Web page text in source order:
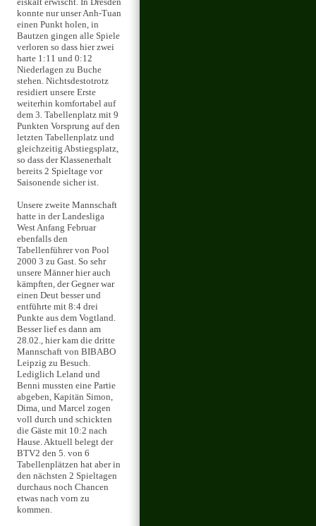
konnte nur unser Anh-Tuan
einen Punkt holen, in
Bautzen gingen alle Spiele
verloren so dass hier zwei
harte 1:11 und 0:12
Niederlagen zu Buche
stehen. Nichtsdestotrotz
residiert unsere Erste
weiterhin komfortabel auf
dem 3. Tabellenplatz mit 9
Punkten Vorsprung auf den
letzten Tabellenplatz und
gleichzeitig Abstiegsplatz,
so dass der Klassenerhalt
bereits 2 Spieltage vor
Saisonende sicher ist.
Unsere zweite Mannschaft
hatte in der Landesliga
West Anfang Februar
ebenfalls den
Tabellenführer von Pool
2000 3 zu Gast. So sehr
unsere Männer hier auch
kämpften, der Gegner war
einen Deut besser und
entführte mit 8:4 drei
Punkte aus dem Vogtland.
Besser lief es dann am
28.02., hier kam die dritte
Mannschaft von BIBABO
Leipzig zu Besuch.
Lediglich Leland und
Benni mussten eine Partie
abgeben, Kapitän Simon,
Dima, und Marcel zogen
voll durch und schickten
die Gäste mit 10:2 nach
Hause. Aktuell belegt der
BTV2 den 5. von 6
Tabellenplätzen hat aber in
den nächsten 2 Spieltagen
durchaus noch Chancen
etwas nach vorn zu
kommen.